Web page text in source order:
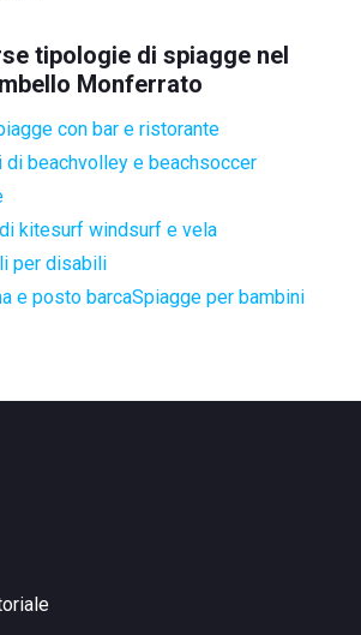
tipologie di spiagge nel
Monferrato
con bar e ristorante
di beachvolley e beachsoccer
kitesurf windsurf e vela
per disabili
e posto barcaSpiagge per bambini